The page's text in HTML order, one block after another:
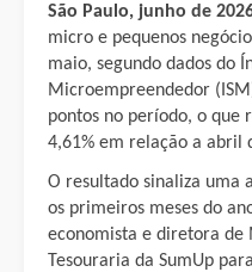
São Paulo, junho de
micro e pequenos
maio, segundo dados do
Microempreendedor
pontos no período, o que
4,61% em relação a abril
O resultado sinaliza uma
os primeiros meses do
economista e diretora de
Tesouraria da SumUp